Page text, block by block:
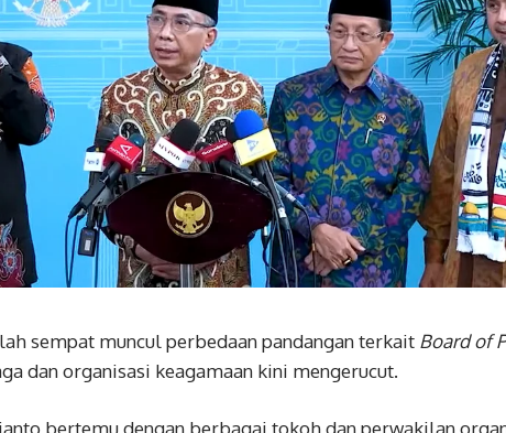
sempat muncul perbedaan pandangan terkait Board of
dan organisasi keagamaan kini mengerucut.
bertemu dengan berbagai tokoh dan perwakilan